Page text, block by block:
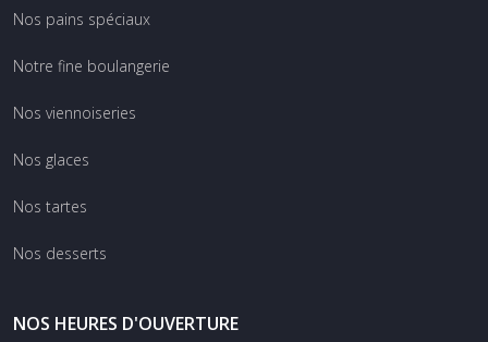
Nos pains spéciaux
Notre fine boulangerie
Nos viennoiseries
Nos glaces
Nos tartes
Nos desserts
NOS HEURES D'OUVERTURE